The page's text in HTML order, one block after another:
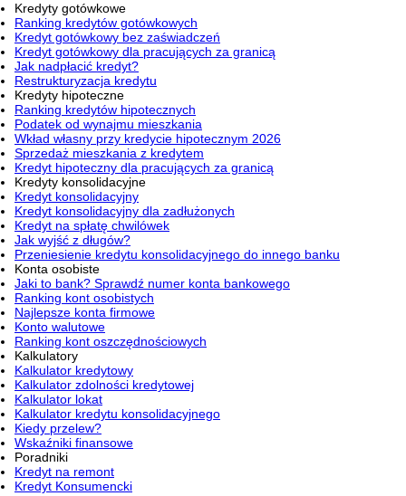
Kredyty gotówkowe
Ranking kredytów gotówkowych
Kredyt gotówkowy bez zaświadczeń
Kredyt gotówkowy dla pracujących za granicą
Jak nadpłacić kredyt?
Restrukturyzacja kredytu
Kredyty hipoteczne
Ranking kredytów hipotecznych
Podatek od wynajmu mieszkania
Wkład własny przy kredycie hipotecznym 2026
Sprzedaż mieszkania z kredytem
Kredyt hipoteczny dla pracujących za granicą
Kredyty konsolidacyjne
Kredyt konsolidacyjny
Kredyt konsolidacyjny dla zadłużonych
Kredyt na spłatę chwilówek
Jak wyjść z długów?
Przeniesienie kredytu konsolidacyjnego do innego banku
Konta osobiste
Jaki to bank? Sprawdź numer konta bankowego
Ranking kont osobistych
Najlepsze konta firmowe
Konto walutowe
Ranking kont oszczędnościowych
Kalkulatory
Kalkulator kredytowy
Kalkulator zdolności kredytowej
Kalkulator lokat
Kalkulator kredytu konsolidacyjnego
Kiedy przelew?
Wskaźniki finansowe
Poradniki
Kredyt na remont
Kredyt Konsumencki